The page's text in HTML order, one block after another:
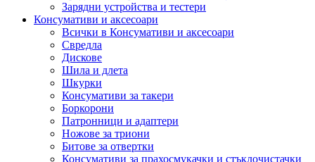
Зарядни устройства и тестери
Консумативи и аксесоари
Всички в Консумативи и аксесоари
Свредла
Дискове
Шила и длета
Шкурки
Консумативи за такери
Боркорони
Патронници и адаптери
Ножове за триони
Битове за отвертки
Консумативи за прахосмукачки и стъклочистачки